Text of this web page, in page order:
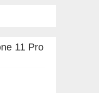
11 Pro